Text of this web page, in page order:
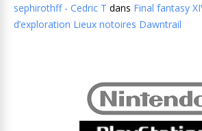
sephirothff - Cedric T dans Final fantasy
d’exploration Lieux notoires Dawntrail